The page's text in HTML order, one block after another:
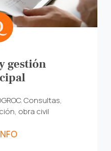
gestión
Consultas,
obra civil